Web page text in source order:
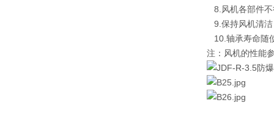
8.风机各部件不
9.保持风机清洁
10.轴承寿命随
注：风机的性能